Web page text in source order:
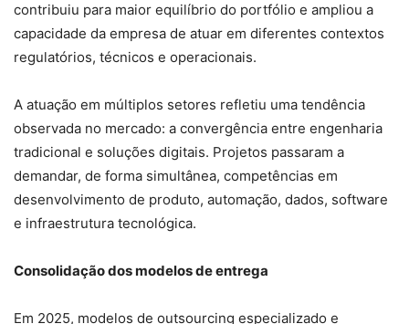
contribuiu para maior equilíbrio do portfólio e ampliou a
capacidade da empresa de atuar em diferentes contextos
regulatórios, técnicos e operacionais.
A atuação em múltiplos setores refletiu uma tendência
observada no mercado: a convergência entre engenharia
tradicional e soluções digitais. Projetos passaram a
demandar, de forma simultânea, competências em
desenvolvimento de produto, automação, dados, software
e infraestrutura tecnológica.
Consolidação dos modelos de entrega
Em 2025, modelos de outsourcing especializado e